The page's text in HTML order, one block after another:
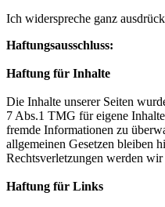
Ich widerspreche ganz
Haftungsausschluss:
Haftung für Inhalte
Die Inhalte unserer Seiten
7 Abs.1 TMG für eigene
fremde Informationen zu
allgemeinen Gesetzen bleiben
Rechtsverletzungen werden
Haftung für Links